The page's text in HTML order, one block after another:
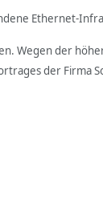
Ethernet-
Wegen der
der Firma